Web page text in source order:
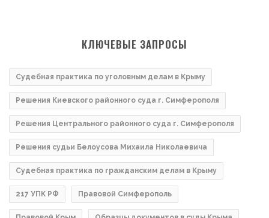
КЛЮЧЕВЫЕ ЗАПРОСЫ
Судебная практика по уголовным делам в Крыму
Решения Киевского районного суда г. Симферополя
Решения Центрального районного суда г. Симферополя
Решения судьи Белоусова Михаила Николаевича
Судебная практика по гражданским делам в Крыму
217 УПК РФ Правовой Симферополь